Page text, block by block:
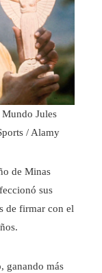
Jules
/ Alamy
de Minas
sus
de firmar con el
ganando más